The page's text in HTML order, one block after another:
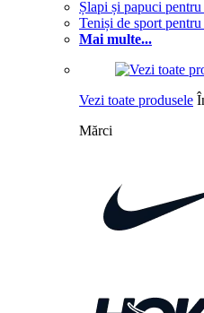
Șlapi și papuci pentru
Teniși de sport pentru
Mai multe...
Vezi toate produsele
Mărci